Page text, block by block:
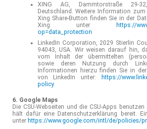
XING AG, Dammtorstraße 29-
Deutschland. Weitere Information
Xing Share-Button finden Sie in der
Xing unter
https://
op=data_protection
LinkedIn Corporation, 2029 Stierlin
94043, USA. Wir weisen darauf hin,
vom Inhalt der übermittelten
sowie deren Nutzung durch
Informationen hierzu finden Sie in
von LinkedIn unter:
https://
policy.
6. Google Maps
Die CSU-Webseiten und die CSU-Apps
hält dafür eine Datenschutzerklärung bereit.
unter https://www.google.com/intl/de/policies/